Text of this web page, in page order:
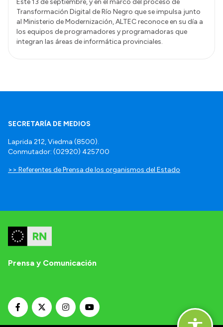
Login
Transformación Digital de Río Negro que se impulsa junto
al Ministerio de Modernización, ALTEC reconoce en su día a
los equipos de programadores y programadoras que
integran las áreas de informática provinciales.
SECRETARÍA DE MEDIOS
Laprida 212, Viedma (8500).
Conmutador: (02920) 425700
>> Referentes de Prensa de los organismos del Estado
Prensa y Comunicación